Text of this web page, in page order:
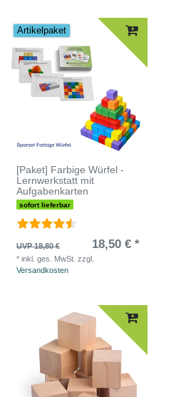
Artikelpaket
[Paket] Farbige Würfel -
Lernwerkstatt mit
Aufgabenkarten
sofort lieferbar
UVP 18,80 € 18,50 € *
*inkl. ges. MwSt. zzgl.
Versandkosten